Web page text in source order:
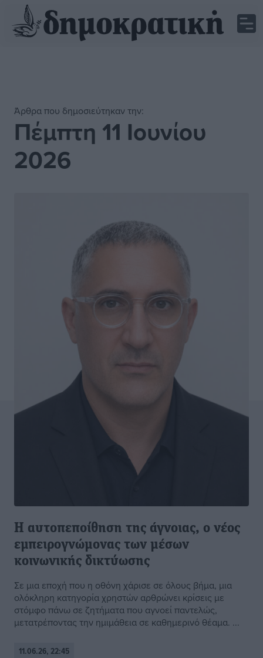
Άρθρα που δημοσιεύτηκαν την:
Πέμπτη 11 Ιουνίου
2026
Η αυτοπεποίθηση της άγνοιας, ο νέος
εμπειρογνώμονας των μέσων
κοινωνικής δικτύωσης
Σε μια εποχή που η οθόνη χάρισε σε όλους βήμα, μια
ολόκληρη κατηγορία χρηστών αρθρώνει κρίσεις με
στόμφο πάνω σε ζητήματα που αγνοεί παντελώς,
μετατρέποντας την ημιμάθεια σε καθημερινό θέαμα. ...
11.06.26, 22:45